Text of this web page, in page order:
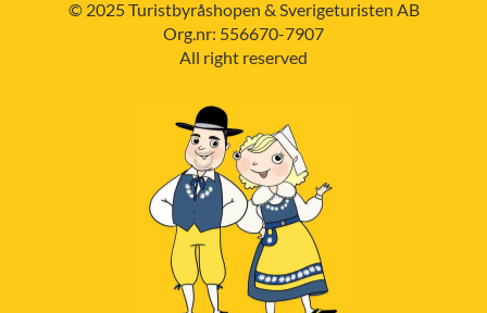
© 2025 Turistbyråshopen & Sverigeturisten AB
Org.nr: 556670-7907
All right reserved